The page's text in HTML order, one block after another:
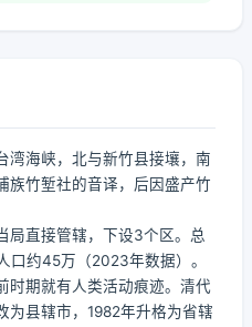
湾海峡，北与新竹县接壤，南
族竹堑社的音译，后因盛产竹
局直接管辖，下设3个区。总
口约45万（2023年数据）。
时期就有人类活动痕迹。清代
为县辖市，1982年升格为省辖